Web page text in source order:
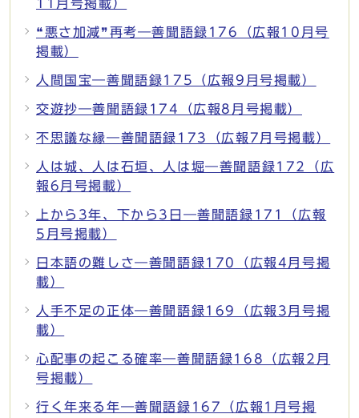
11月号掲載）
❝悪さ加減❞再考―善聞語録176（広報10月号
掲載）
人間国宝―善聞語録175（広報9月号掲載）
交遊抄―善聞語録174（広報8月号掲載）
不思議な縁―善聞語録173（広報7月号掲載）
人は城、人は石垣、人は堀―善聞語録172（広
報6月号掲載）
上から3年、下から3日―善聞語録171（広報
5月号掲載）
日本語の難しさ―善聞語録170（広報4月号掲
載）
人手不足の正体―善聞語録169（広報3月号掲
載）
心配事の起こる確率―善聞語録168（広報2月
号掲載）
行く年来る年―善聞語録167（広報1月号掲